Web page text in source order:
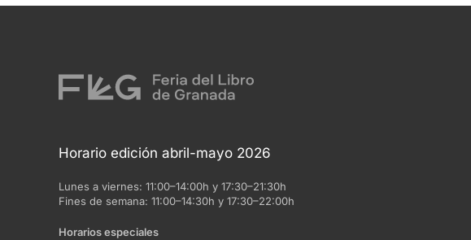
Horario edición abril-mayo 2026
Lunes a viernes: 11:00–14:00h y 17:30–21:30h
Fines de semana: 11:00–14:30h y 17:30–22:00h
Horarios especiales